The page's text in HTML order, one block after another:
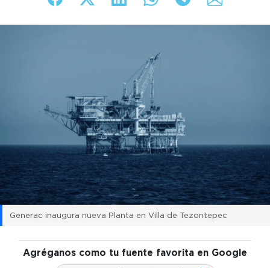
Generac inaugura nueva Planta en Villa de Tezontepec
Agréganos como tu fuente favorita en Google